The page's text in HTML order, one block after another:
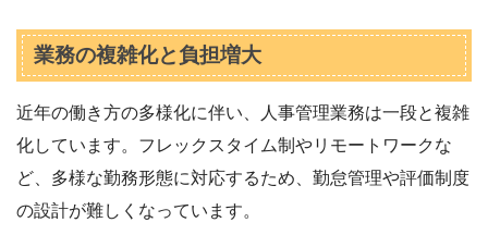
業務の複雑化と負担増大
近年の働き方の多様化に伴い、人事管理業務は一段と複雑
化しています。フレックスタイム制やリモートワークな
ど、多様な勤務形態に対応するため、勤怠管理や評価制度
の設計が難しくなっています。